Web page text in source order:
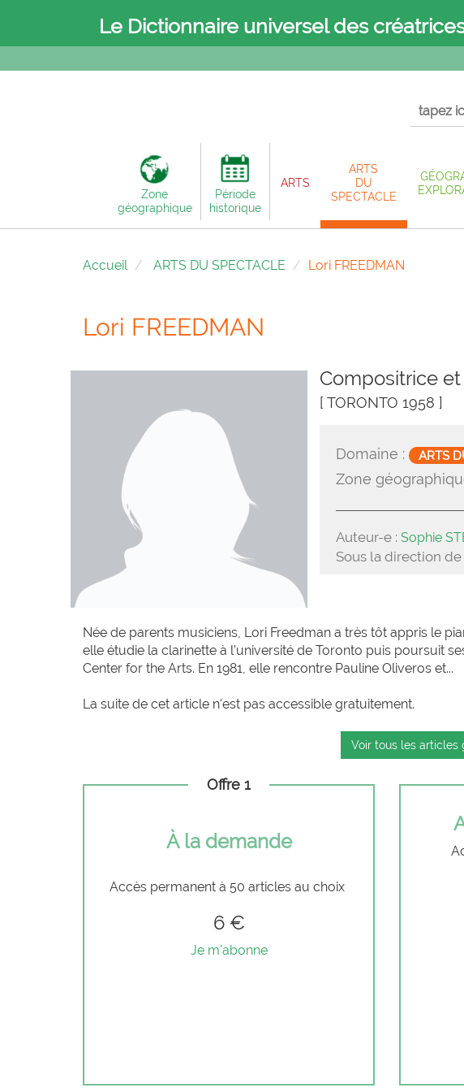
Le Dictionnaire universel des
Zone
géographique
Période
historique
ARTS
ARTS
DU
SPECTACLE
Accueil ARTS DU SPECTACLE Lori FREEDMAN
Lori FREEDMAN
Compositrice
[ TORONTO 1958 ]
Domaine : ARTS
Zone
Auteur-e :Sophie
Sous la direction de
Née de parents musiciens, Lori Freedman a très tôt appris le
elle étudie la clarinette à l’université de Toronto puis poursuit
Center for the Arts. En 1981, elle rencontre Pauline Oliveros et...
La suite de cet article n'est pas accessible gratuitement.
Voir tous les articles
Offre 1
À la demande
Accès permanent à 50 articles au choix
6 €
Je m'abonne